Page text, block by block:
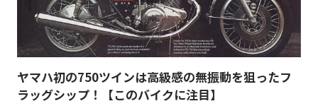
ヤマハ初の750ツインは高級感の無振動を狙ったフ
ラッグシップ！【このバイクに注目】